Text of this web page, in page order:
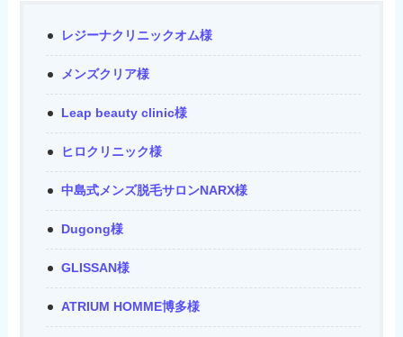
レジーナクリニックオム様
メンズクリア様
Leap beauty clinic様
ヒロクリニック様
中島式メンズ脱毛サロンNARX様
Dugong様
GLISSAN様
ATRIUM HOMME博多様